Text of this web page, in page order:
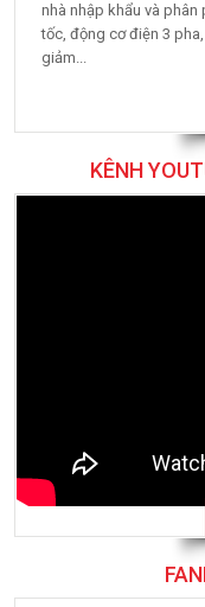
nhà nhập khẩu và
tốc, động cơ điện 3
giảm...
KÊNH